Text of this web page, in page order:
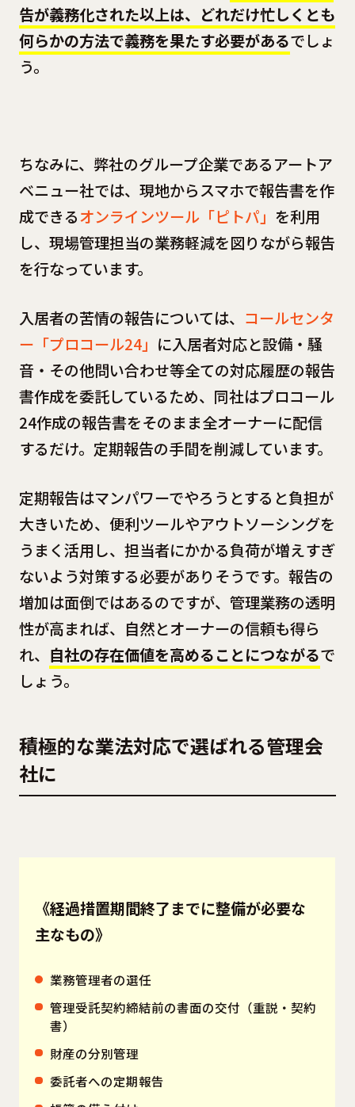
告が義務化された以上は、どれだけ忙しくとも
何らかの方法で義務を果たす必要があるでしょ
う。
ちなみに、弊社のグループ企業であるアートア
ベニュー社では、現地からスマホで報告書を作
成できるオンラインツール「ピトパ」 を利用
し、現場管理担当の業務軽減を図りながら報告
を行なっています。
入居者の苦情の報告については、 コールセンタ
ー「プロコール24」 に入居者対応と設備・騒
音・その他問い合わせ等全ての対応履歴の報告
書作成を委託しているため、同社はプロコール
24作成の報告書をそのまま全オーナーに配信
するだけ。定期報告の手間を削減しています。
定期報告はマンパワーでやろうとすると負担が
大きいため、便利ツールやアウトソーシングを
うまく活用し、担当者にかかる負荷が増えすぎ
ないよう対策する必要がありそうです。報告の
増加は面倒ではあるのですが、管理業務の透明
性が高まれば、自然とオーナーの信頼も得ら
れ、 自社の存在価値を高めることにつながるで
しょう。
積極的な業法対応で選ばれる管理会
社に
《経過措置期間終了までに整備が必要な
主なもの》
業務管理者の選任
管理受託契約締結前の書面の交付（重説・契約
書）
財産の分別管理
委託者への定期報告